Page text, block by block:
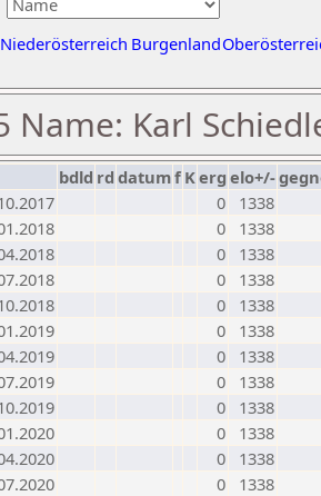
Niederösterreich Burgenland
Name: Karl
bdld rd datumf Kerg elo+/-
0
1338
0
1338
0
1338
0
1338
0
1338
0
1338
0
1338
0
1338
0
1338
0
1338
0
1338
0
1338